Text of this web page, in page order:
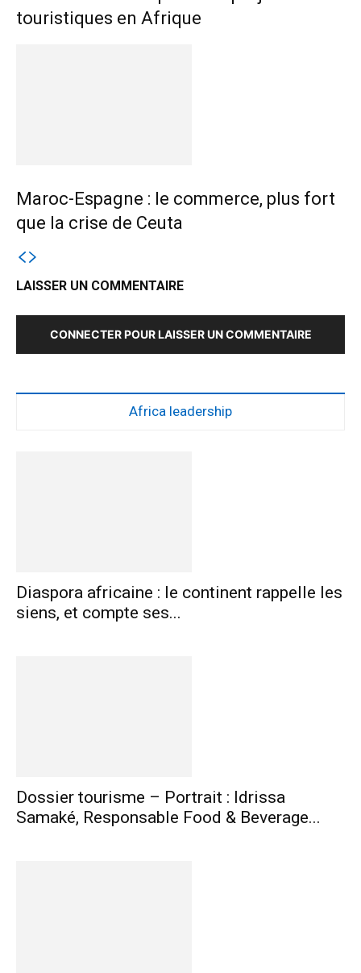
touristiques en Afrique
Maroc-Espagne : le commerce, plus fort
que la crise de Ceuta
LAISSER UN COMMENTAIRE
CONNECTER POUR LAISSER UN COMMENTAIRE
Africa leadership
Diaspora africaine : le continent rappelle les
siens, et compte ses...
Dossier tourisme – Portrait : Idrissa
Samaké, Responsable Food & Beverage...